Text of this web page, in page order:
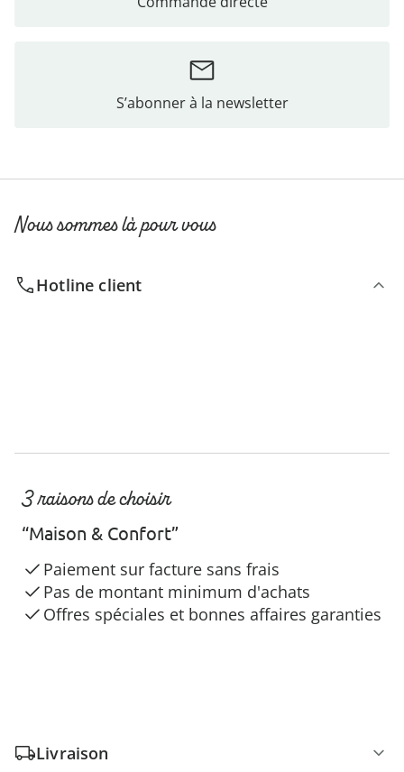
S’abonner à la newsletter
Nous sommes là pour vous
Hotline client
3 raisons de choisir
“Maison & Confort”
Paiement sur facture sans frais
Pas de montant minimum d'achats
Offres spéciales et bonnes affaires garanties
Livraison